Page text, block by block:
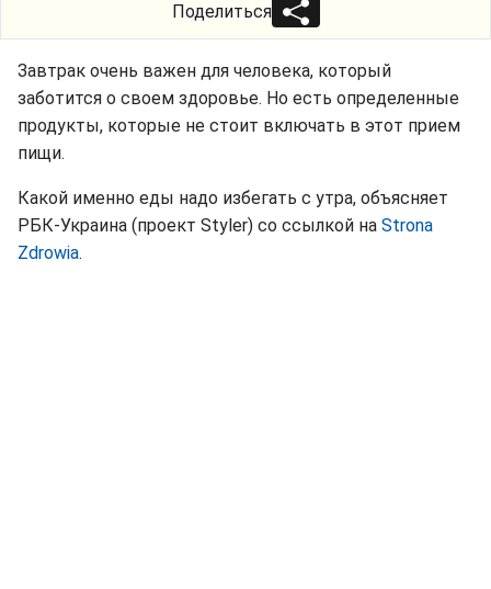
Поделиться
Завтрак очень важен для человека, который
заботится о своем здоровье. Но есть определенные
продукты, которые не стоит включать в этот прием
пищи.
Какой именно еды надо избегать с утра, объясняет
РБК-Украина (проект Styler) со ссылкой на Strona
Zdrowia.